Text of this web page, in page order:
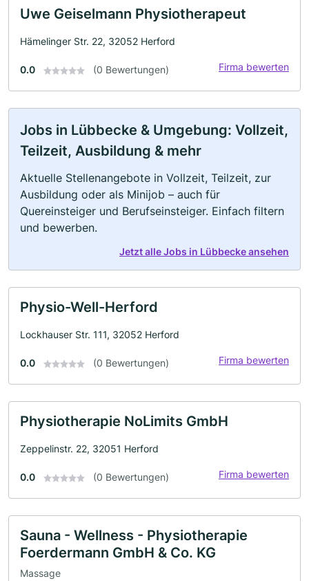
Uwe Geiselmann Physiotherapeut
Hämelinger Str. 22, 32052 Herford
0.0 (0 Bewertungen) Firma bewerten
Jobs in Lübbecke & Umgebung: Vollzeit,
Teilzeit, Ausbildung & mehr
Aktuelle Stellenangebote in Vollzeit, Teilzeit, zur
Ausbildung oder als Minijob – auch für
Quereinsteiger und Berufseinsteiger. Einfach filtern
und bewerben.
Jetzt alle Jobs in Lübbecke ansehen
Physio-Well-Herford
Lockhauser Str. 111, 32052 Herford
0.0 (0 Bewertungen) Firma bewerten
Physiotherapie NoLimits GmbH
Zeppelinstr. 22, 32051 Herford
0.0 (0 Bewertungen) Firma bewerten
Sauna - Wellness - Physiotherapie
Foerdermann GmbH & Co. KG
Massage